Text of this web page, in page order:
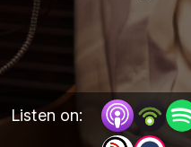
Listen on: